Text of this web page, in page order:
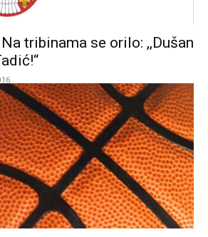
Na tribinama se orilo: ,,Dušan